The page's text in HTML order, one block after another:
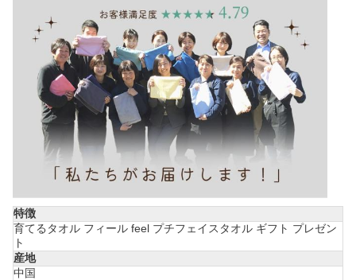
特徴
育てるタオル フィール feel プチフェイスタオル ギフト プレゼン
ト
産地
中国